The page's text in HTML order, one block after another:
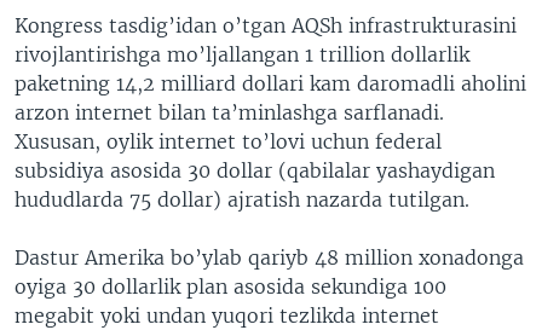
Kongress tasdig’idan o’tgan AQSh infrastrukturasini
rivojlantirishga mo’ljallangan 1 trillion dollarlik
paketning 14,2 milliard dollari kam daromadli aholini
arzon internet bilan ta’minlashga sarflanadi.
Xususan, oylik internet to’lovi uchun federal
subsidiya asosida 30 dollar (qabilalar yashaydigan
hududlarda 75 dollar) ajratish nazarda tutilgan.
Dastur Amerika bo’ylab qariyb 48 million xonadonga
oyiga 30 dollarlik plan asosida sekundiga 100
megabit yoki undan yuqori tezlikda internet